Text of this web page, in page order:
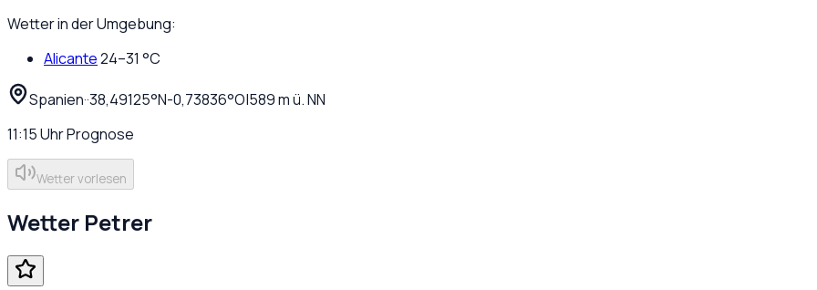
Wetter in der Umgebung:
Alicante24–31 °C
Spanien··38,49125°N-0,73836°O|589m ü. NN
11:15UhrPrognose
Wetter vorlesen
Wetter Petrer